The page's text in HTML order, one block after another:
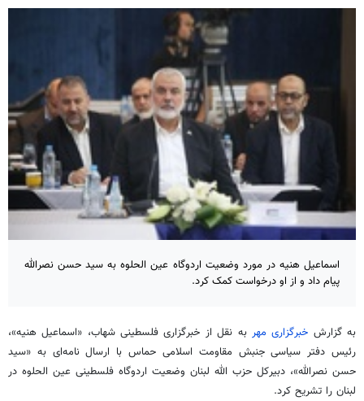
اسماعیل هنیه در مورد وضعیت اردوگاه عین الحلوه به سید حسن نصرالله
پیام داد و از او درخواست کمک کرد.
به گزارش خبرگزاری مهر به نقل از خبرگزاری فلسطینی شهاب، «اسماعیل هنیه»،
رئیس دفتر سیاسی جنبش مقاومت اسلامی حماس با ارسال نامه‌ای به «سید
حسن نصرالله»، دبیرکل حزب الله لبنان وضعیت اردوگاه فلسطینی عین الحلوه در
لبنان را تشریح کرد.